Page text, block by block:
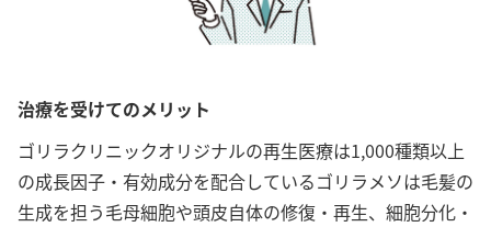
治療を受けてのメリット
ゴリラクリニックオリジナルの再生医療は1,000種類以上
の成長因子・有効成分を配合しているゴリラメソは毛髪の
生成を担う毛母細胞や頭皮自体の修復・再生、細胞分化・